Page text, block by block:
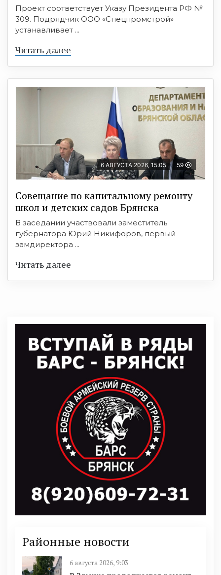
Проект соответствует Указу Президента РФ №
309. Подрядчик ООО «Спецпромстрой»
устанавливает ...
Читать далее
6 АВГУСТА 2026, 15:05 59
Совещание по капитальному ремонту
школ и детских садов Брянска
В заседании участвовали заместитель
губернатора Юрий Никифоров, первый
замдиректора ...
Читать далее
Районные новости
6 августа 2026, 9:03